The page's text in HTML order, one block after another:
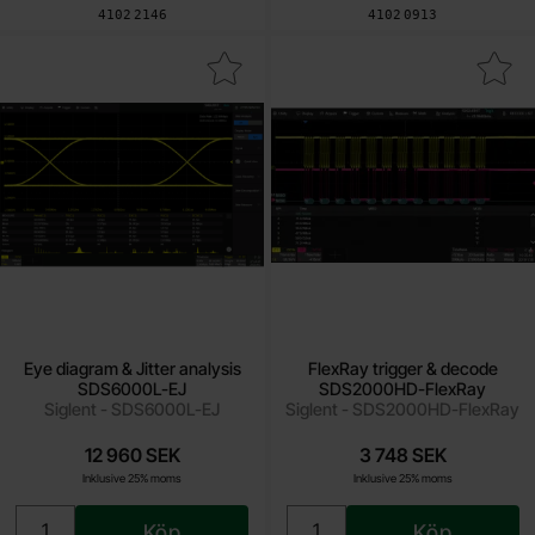
Art. nr
4102 2146 Art. nr
4102 0913
Eye diagram & Jitter analysis
SDS6000L-EJ
Siglent - SDS6000L-EJ
12 960 SEK
Inklusive 25% moms
eye diagram & Jitter analysis SDS6000L-EJ som favorit
FlexRay trigger & decode
SDS2000HD-FlexRay
Siglent - SDS2000HD-FlexRay
3 748 SEK
Inklusive 25% moms
Makera flexRay trigger & decode